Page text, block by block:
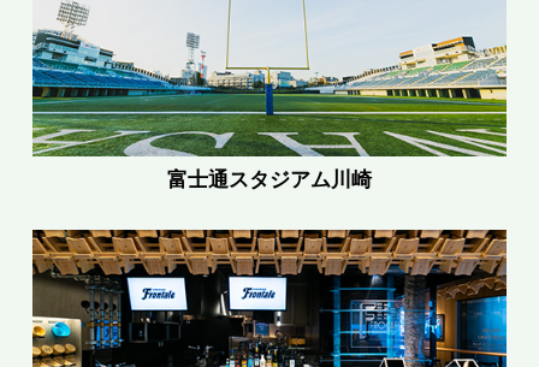
富士通スタジアム川崎